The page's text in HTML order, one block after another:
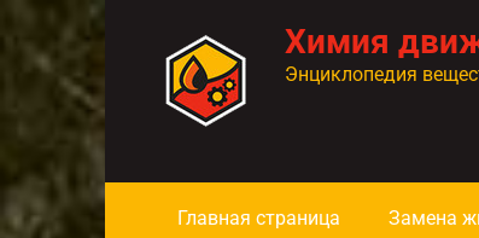
контенту
Химия
Энциклопедия
Главная страница Замена